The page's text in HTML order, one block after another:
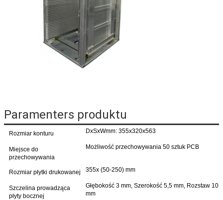
Paramenters produktu
Rozmiar konturu DxSxWmm: 355x320x563
Miejsce do
przechowywania
Możliwość przechowywania 50 sztuk PCB
Rozmiar płytki drukowanej 355x (50-250) mm
Szczelina prowadząca
płyty bocznej
Głębokość 3 mm, Szerokość 5,5 mm, Rozstaw 10
mm